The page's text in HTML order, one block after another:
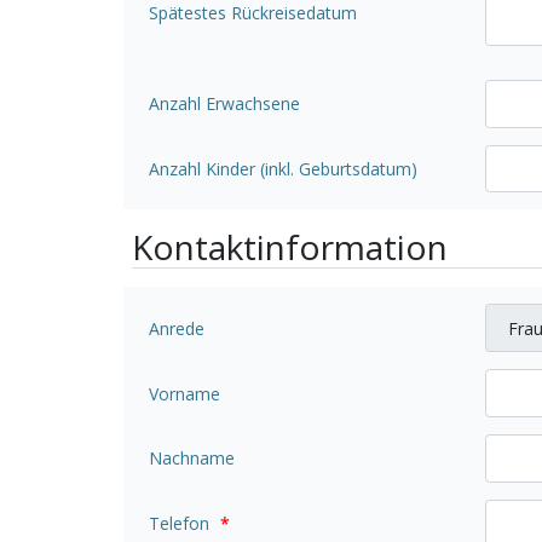
Spätestes Rückreisedatum
Anzahl Erwachsene
Anzahl Kinder (inkl. Geburtsdatum)
Kontaktinformation
Anrede
Vorname
Nachname
Telefon *